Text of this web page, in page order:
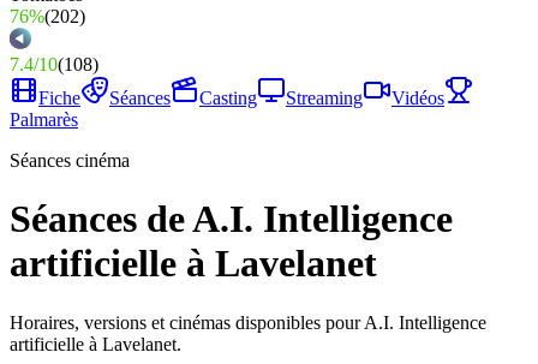
76%(202)
7.4/10(108)
Fiche
Séances Casting Streaming
Vidéos
Palmarès
Séances cinéma
Séances de A.I. Intelligence
artificielle à Lavelanet
Horaires, versions et cinémas disponibles pour A.I. Intelligence
artificielle à Lavelanet.